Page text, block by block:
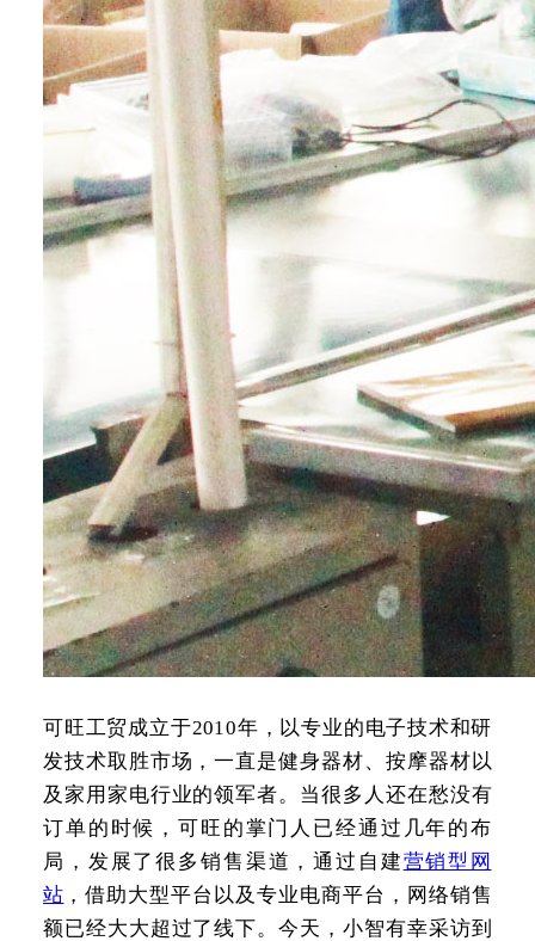
可旺工贸成立于2010年，以专业的电子技术和研
发技术取胜市场，一直是健身器材、按摩器材以
及家用家电行业的领军者。当很多人还在愁没有
订单的时候，可旺的掌门人已经通过几年的布
局，发展了很多销售渠道，通过自建营销型网
站 ，借助大型平台以及专业电商平台，网络销售
额已经大大超过了线下。今天，小智有幸采访到